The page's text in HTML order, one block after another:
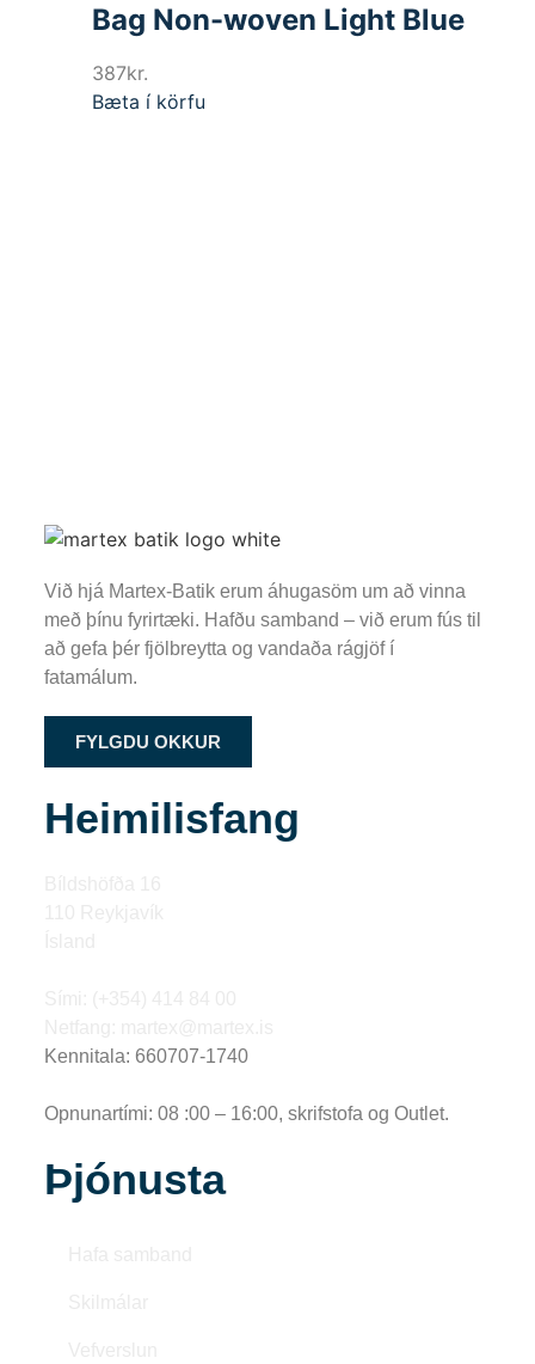
Bag Non-woven Light Blue
387kr.
Bæta í körfu
Við hjá Martex-Batik erum áhugasöm um að vinna
með þínu fyrirtæki. Hafðu samband – við erum fús til
að gefa þér fjölbreytta og vandaða rágjöf í
fatamálum.
FYLGDU OKKUR
Heimilisfang
Kennitala: 660707-1740
Opnunartími: 08 :00 – 16:00, skrifstofa og Outlet.
Þjónusta